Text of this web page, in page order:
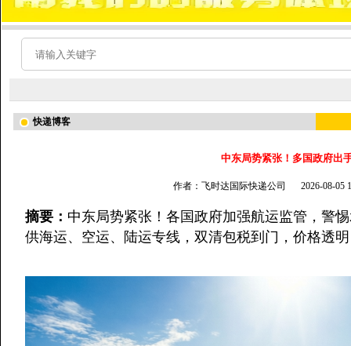
快递博客
中东局势紧张！多国政府出
作者：飞时达国际快递公司 2026-08-05
摘要： 中东局势紧张！各国政府加强航运监管，警
供海运、空运、陆运专线，双清包税到门，价格透